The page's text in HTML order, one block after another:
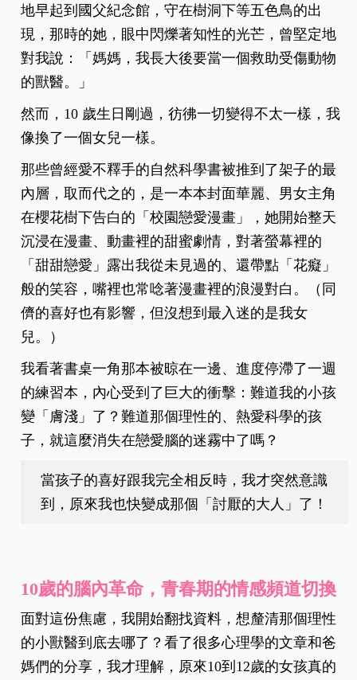
地早起到國父紀念館，守在樹洞下等五色鳥的出
現，那時的她，眼中閃爍著知性的光芒，曾堅定地
對我說：「媽媽，我長大後要當一個救助受傷動物
的獸醫。」
然而，10 歲生日剛過，彷彿一切變得不太一樣，我
像換了一個女兒一樣。
那些曾經愛不釋手的自然科學書被推到了架子的最
內層，取而代之的，是一本本封面華麗、男女主角
在櫻花樹下告白的「校園戀愛漫畫」，她開始整天
沉浸在漫畫、動畫裡的甜蜜劇情，對著螢幕裡的
「甜甜戀愛」露出我從未見過的、還帶點「花癡」
般的笑容，嘴裡也常唸著漫畫裡的浪漫對白。（同
儕的喜好也有影響，但沒想到最入迷的是我女
兒。）
我看著書桌一角那本被晾在一邊、進度停滯了一週
的練習本，內心受到了巨大的衝擊：難道我的小孩
變「膚淺」了？難道那個理性的、熱愛科學的孩
子，就這麼消失在戀愛腦的迷霧中了嗎？
當孩子的喜好跟我完全相反時，我才突然意識
到，原來我也快變成那個「討厭的大人」了！
10歲的腦內革命，青春期的情感頻道切換
面對這份焦慮，我開始翻找資料，想釐清那個理性
的小獸醫到底去哪了？看了很多心理學的文章和爸
媽們的分享，我才理解，原來10到12歲的女孩真的